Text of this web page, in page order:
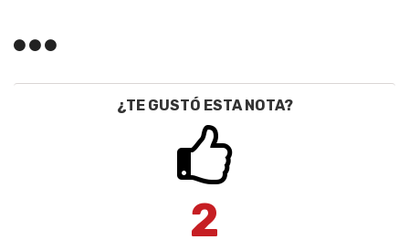
¿TE GUSTÓ ESTA NOTA?
2